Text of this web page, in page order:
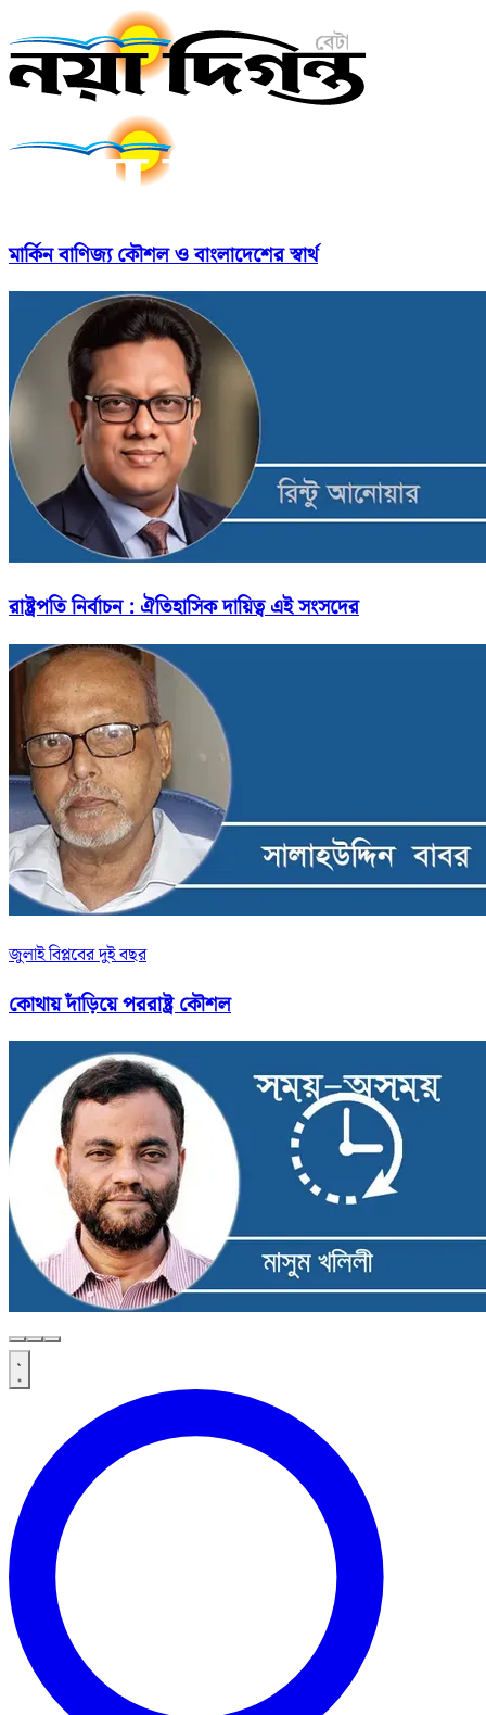
মার্কিন বাণিজ্য কৌশল ও বাংলাদেশের স্বার্থ
রাষ্ট্রপতি নির্বাচন : ঐতিহাসিক দায়িত্ব এই সংসদের
জুলাই বিপ্লবের দুই বছর
কোথায় দাঁড়িয়ে পররাষ্ট্র কৌশল